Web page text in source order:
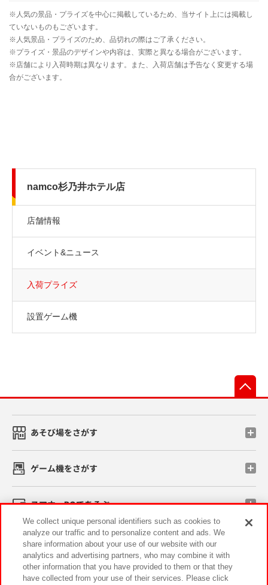
namco杉乃井ホテル店
店舗情報
イベント&ニュース
入荷プライズ
設置ゲーム機
あそび場をさがす
ゲーム機をさがす
スマホ・PCであそぶ
イベント・キャンペーン
We collect unique personal identifiers such as cookies to
analyze our traffic and to personalize content and ads. We
share information about your use of our website with our
analytics and advertising partners, who may combine it with
other information that you have provided to them or that they
have collected from your use of their services. Please click